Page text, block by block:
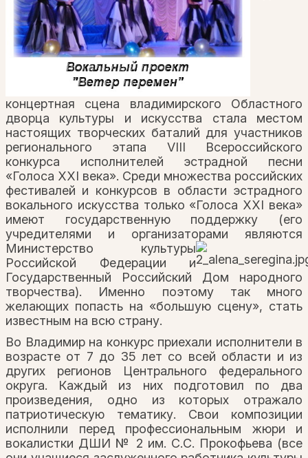
концертная сцена владимирского Областного
дворца культуры и искусства стала местом
настоящих творческих баталий для участников
регионального этапа VIII Всероссийского
конкурса исполнителей эстрадной песни
«Голоса XXI века». Среди множества российских
фестивалей и конкурсов в области эстрадного
вокального искусства только «Голоса XXI века»
имеют государственную поддержку (его
учредителями и организаторами являются
Министерство культуры
Российской Федерации и
Государственный Российский Дом народного
творчества). Именно поэтому так много
желающих попасть на «большую сцену», стать
известным на всю страну.
Во Владимир на конкурс приехали исполнители в
возрасте от 7 до 35 лет со всей области и из
других регионов Центрального федерального
округа. Каждый из них подготовил по два
произведения, одно из которых отражало
патриотическую тематику. Свои композиции
исполнили перед профессиональным жюри и
вокалистки ДШИ № 2 им. С.С. Прокофьева (все